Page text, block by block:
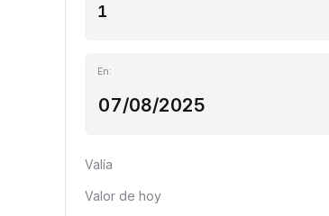
En:
Valía
Valor de hoy